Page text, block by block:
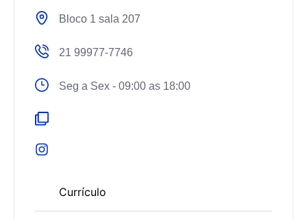
Currículo
Bloco 1 sala 207
21 99977-7746
Seg a Sex - 09:00 as 18:00